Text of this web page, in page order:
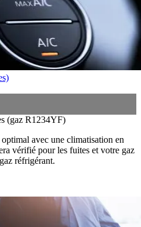
(gaz R1234YF)
avec une climatisation en
vérifié pour les fuites et votre gaz
réfrigérant.